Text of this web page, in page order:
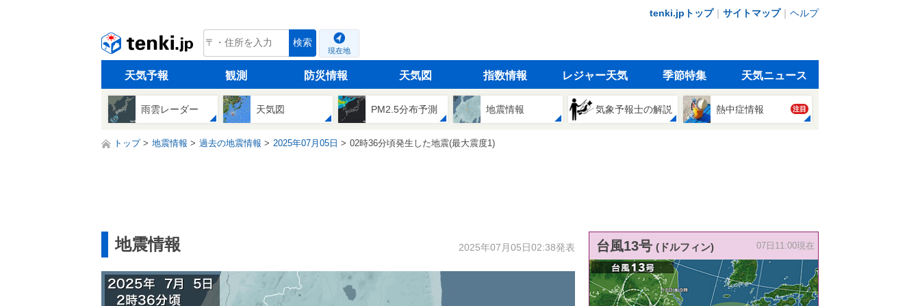
tenki.jpトップ｜ サイトマップ｜ ヘルプ
tenki.jp 検索
現在地
天気予報 観測 防災情報 天気図 指数情報 レジャー天気 季節特集 天気ニュース
雨雲レーダー 天気図 PM2.5分布予測 地震情報 気象予報士の解説 熱中症情報 注目
トップ 地震情報 過去の地震情報 2025年07月05日 02時36分頃発生した地震(最大震度1)
地震情報 2025年07月05日02:38発表 台風13号 (ドルフィン) 07日11:00現在